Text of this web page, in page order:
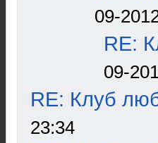
09-
RE:
09-
RE: Клуб
23:34